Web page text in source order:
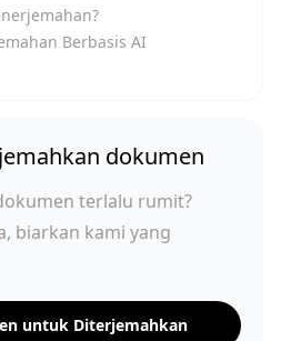
Berbasis AI
dokumen
terlalu rumit?
biarkan kami yang
untuk Diterjemahkan